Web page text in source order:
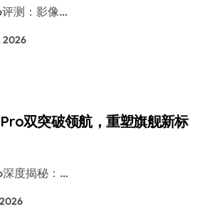
评测：影像…
2026
双突破领航，重塑旗舰新标
深度揭秘：…